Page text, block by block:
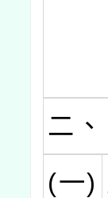
二、
(一)